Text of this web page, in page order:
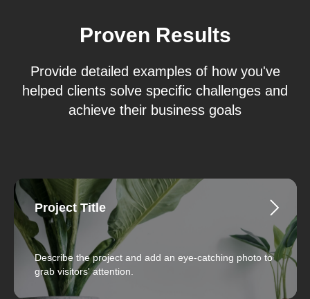
Proven Results
Provide detailed examples of how you've
helped clients solve specific challenges and
achieve their business goals
Project Title
Describe the project and add an eye-catching photo to
grab visitors' attention.